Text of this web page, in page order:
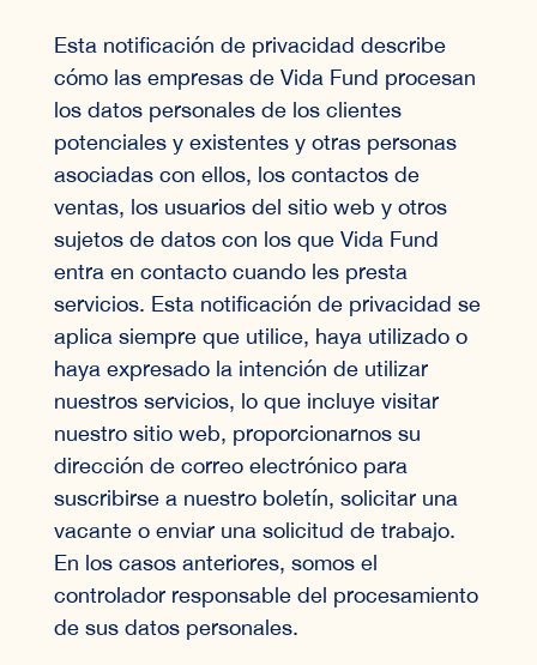
Esta notificación de privacidad describe
cómo las empresas de Vida Fund procesan
los datos personales de los clientes
potenciales y existentes y otras personas
asociadas con ellos, los contactos de
ventas, los usuarios del sitio web y otros
sujetos de datos con los que Vida Fund
entra en contacto cuando les presta
servicios. Esta notificación de privacidad se
aplica siempre que utilice, haya utilizado o
haya expresado la intención de utilizar
nuestros servicios, lo que incluye visitar
nuestro sitio web, proporcionarnos su
dirección de correo electrónico para
suscribirse a nuestro boletín, solicitar una
vacante o enviar una solicitud de trabajo.
En los casos anteriores, somos el
controlador responsable del procesamiento
de sus datos personales.